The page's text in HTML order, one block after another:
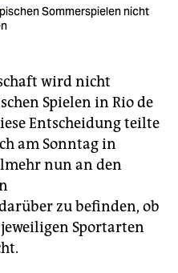
Sommerspielen nicht
wird nicht
Spielen in Rio de
Entscheidung teilte
am Sonntag in
nun an den
zu befinden, ob
Sportarten